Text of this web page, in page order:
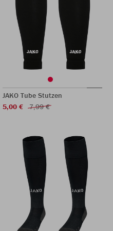
JAKO Tube Stutzen
5,00 €
7,99 €